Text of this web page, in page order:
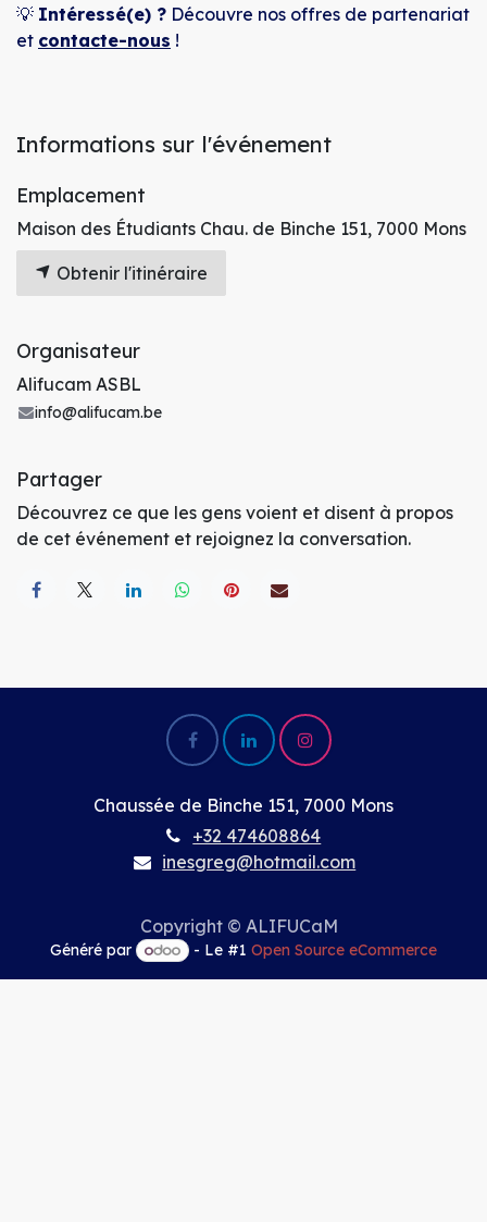
💡 Intéressé(e) ? Découvre nos offres de partenariat
et contacte-nous !
Informations sur l'événement
Emplacement
Maison des Étudiants Chau. de Binche 151, 7000 Mons
Obtenir l'itinéraire
Organisateur
Alifucam ASBL
info@alifucam.be
Partager
Découvrez ce que les gens voient et disent à propos
de cet événement et rejoignez la conversation.
Chaussée de Binche 151, 7000 Mons
+32 474608864
inesgreg@hotmail.com
Copyright © ALIFUCaM
Généré par - Le #1 Open Source eCommerce